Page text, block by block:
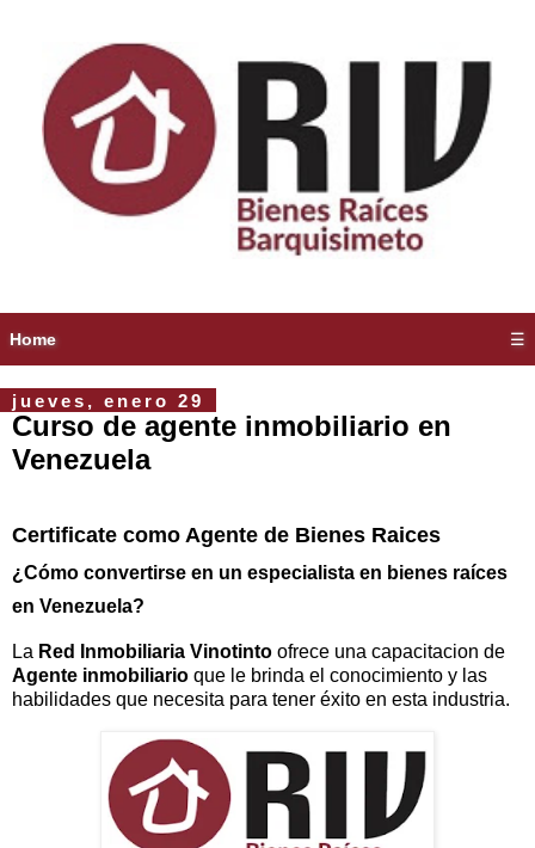
Home ☰
jueves, enero 29
Curso de agente inmobiliario en
Venezuela
Certificate como Agente de Bienes Raices
¿Cómo convertirse en un especialista en bienes raíces
en Venezuela?
La Red Inmobiliaria Vinotinto ofrece una capacitacion de
Agente inmobiliario que le brinda el conocimiento y las
habilidades que necesita para tener éxito en esta industria.